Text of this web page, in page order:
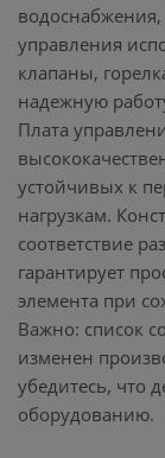
водоснабжения,
управления
клапаны,
надежную
Плата
устойчивых к
нагрузкам.
соответствие
гарантирует
элемента при
Важно: список
изменен
убедитесь, что
оборудованию.